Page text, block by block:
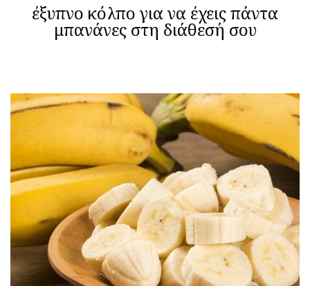
έξυπνο κόλπο για να έχεις πάντα
μπανάνες στη διάθεσή σου